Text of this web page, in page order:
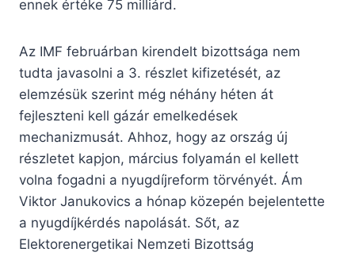
ennek értéke 75 milliárd.
Az IMF februárban kirendelt bizottsága nem
tudta javasolni a 3. részlet kifizetését, az
elemzésük szerint még néhány héten át
fejleszteni kell gázár emelkedések
mechanizmusát. Ahhoz, hogy az ország új
részletet kapjon, március folyamán el kellett
volna fogadni a nyugdíjreform törvényét. Ám
Viktor Janukovics a hónap közepén bejelentette
a nyugdíjkérdés napolását. Sőt, az
Elektorenergetikai Nemzeti Bizottság